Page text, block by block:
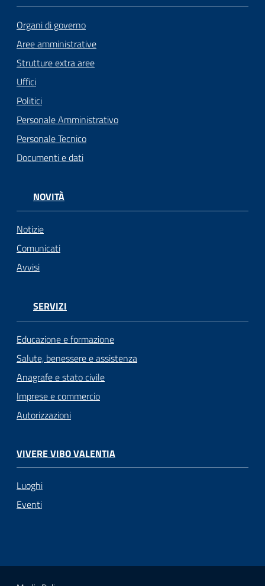
Organi di governo
Aree amministrative
Strutture extra aree
Uffici
Politici
Personale Amministrativo
Personale Tecnico
Documenti e dati
NOVITÀ
Notizie
Comunicati
Avvisi
SERVIZI
Educazione e formazione
Salute, benessere e assistenza
Anagrafe e stato civile
Imprese e commercio
Autorizzazioni
VIVERE VIBO VALENTIA
Luoghi
Eventi